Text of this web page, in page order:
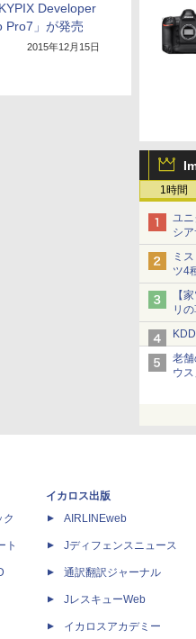
1時間
ユ
シ
シ
ミ
ツ4
【
リ
老
ウ
化
る
Developer
Pro7」が発売
2015年12月15日
ク
ト
イカロス出版
AIRLINEweb
Jディフェンスニュース
通訳翻訳ジャーナル
JレスキューWeb
イカロスアカデミー